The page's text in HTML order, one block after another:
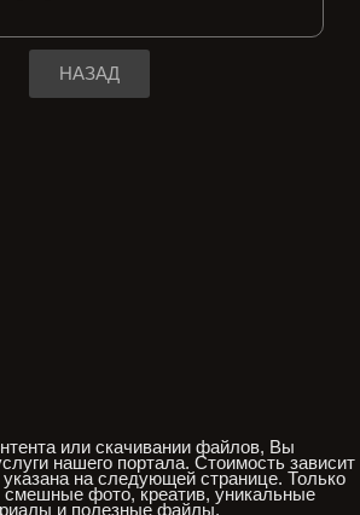
НАЗАД
или скачивании файлов, Вы
нашего портала. Стоимость зависит
указана на следующей странице. Только
смешные фото, креатив, уникальные
и полезные файлы.